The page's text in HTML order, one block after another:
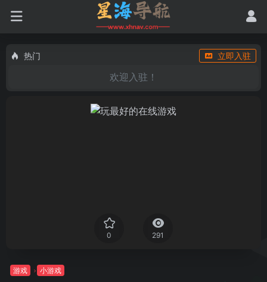
热门 立即入驻
欢迎入驻！
0 291
游戏 小游戏